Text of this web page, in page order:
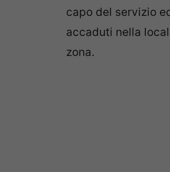
capo del servizio
accaduti nella
zona.